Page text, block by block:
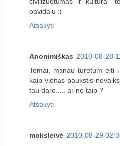
pavidalu :)
Atsakyti
Anonimiškas 2010-08-28
Tomai, manau turetum eiti
kaip vienas paukstis
tau daro..... ar ne taip ?
Atsakyti
moksleivė 2010-08-29